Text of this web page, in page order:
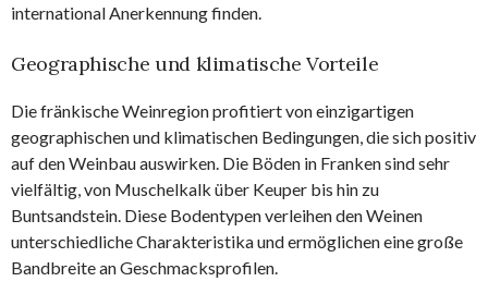
international Anerkennung finden.
Geographische und klimatische Vorteile
Die fränkische Weinregion profitiert von einzigartigen
geographischen und klimatischen Bedingungen, die sich positiv
auf den Weinbau auswirken. Die Böden in Franken sind sehr
vielfältig, von Muschelkalk über Keuper bis hin zu
Buntsandstein. Diese Bodentypen verleihen den Weinen
unterschiedliche Charakteristika und ermöglichen eine große
Bandbreite an Geschmacksprofilen.